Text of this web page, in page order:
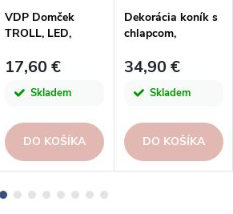
VDP Domček
TROLL, LED,
hnedá/béžová,
17,60 €
Skladem
DO KOŠÍKA
Dekorácia koník s
chlapcom,
červ./biela/zel.,
ks|Ego dekor
34,90 €
Skladem
DO KOŠÍKA